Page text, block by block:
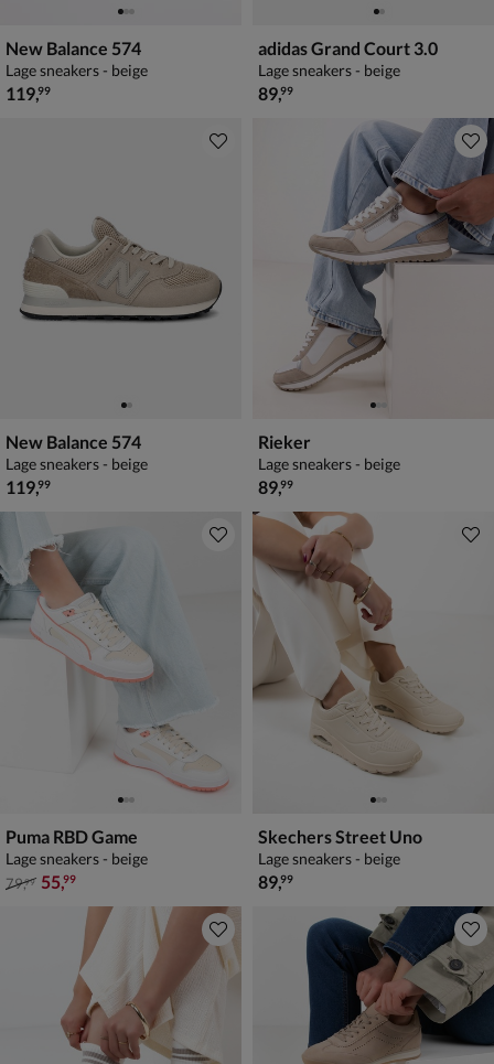
New Balance 574
Lage sneakers - beige
€ 119,99
119,99
adidas Grand Court 3.0
Lage sneakers - beige
€ 89,99
89,99
New Balance 574
Lage sneakers - beige
€ 119,99
119,99
Rieker
Lage sneakers - beige
€ 89,99
89,99
Puma RBD Game
Lage sneakers - beige
van € 79,99 voor € 55,99
79,99 55,99
Skechers Street Uno
Lage sneakers - beige
€ 89,99
89,99